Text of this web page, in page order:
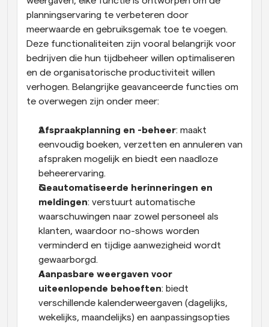
planningservaring te verbeteren door
meerwaarde en gebruiksgemak toe te voegen.
Deze functionaliteiten zijn vooral belangrijk voor
bedrijven die hun tijdbeheer willen optimaliseren
en de organisatorische productiviteit willen
verhogen. Belangrijke geavanceerde functies om
te overwegen zijn onder meer:
Afspraakplanning en -beheer: maakt
eenvoudig boeken, verzetten en annuleren van
afspraken mogelijk en biedt een naadloze
beheerervaring.
Geautomatiseerde herinneringen en
meldingen: verstuurt automatische
waarschuwingen naar zowel personeel als
klanten, waardoor no-shows worden
verminderd en tijdige aanwezigheid wordt
gewaarborgd.
Aanpasbare weergaven voor
uiteenlopende behoeften: biedt
verschillende kalenderweergaven (dagelijks,
wekelijks, maandelijks) en aanpassingsopties